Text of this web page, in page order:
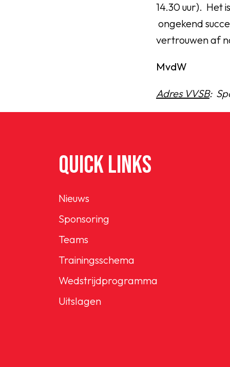
14.30 uur). Het
ongekend
vertrouwen af
MvdW
Adres VVSB:
QUICK LINKS
Nieuws
Sponsoring
Teams
Trainingsschema
Wedstrijdprogramma
Uitslagen